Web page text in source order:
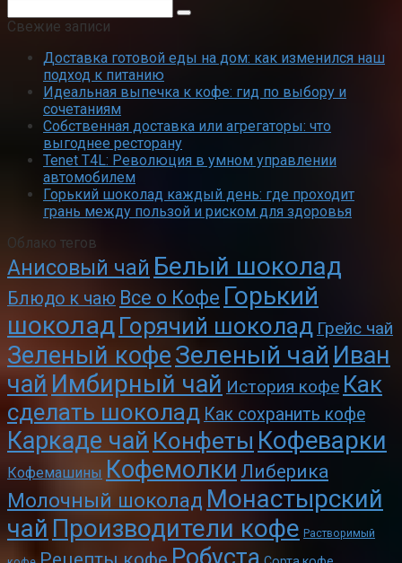
Свежие записи
Доставка готовой еды на дом: как изменился наш
подход к питанию
Идеальная выпечка к кофе: гид по выбору и
сочетаниям
Собственная доставка или агрегаторы: что
выгоднее ресторану
Tenet T4L: Революция в умном управлении
автомобилем
Горький шоколад каждый день: где проходит
грань между пользой и риском для здоровья
Облако тегов
Анисовый чай Белый шоколад
Блюдо к чаю Все о Кофе Горький
шоколад Горячий шоколад Грейс чай
Зеленый кофеЗеленый чай Иван
чай Имбирный чай История кофе Как
сделать шоколад Как сохранить кофе
Каркаде чай Конфеты Кофеварки
Кофемашины Кофемолки Либерика
Молочный шоколад Монастырский
чай Производители кофе Растворимый